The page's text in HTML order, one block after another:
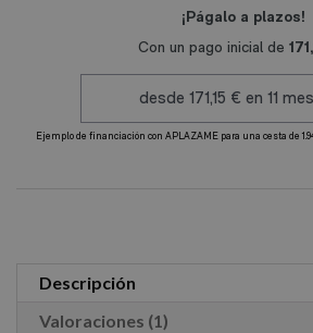
Descripción
Valoraciones (1)